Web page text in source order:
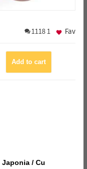
1118 1 Fav
Japonia / Cu